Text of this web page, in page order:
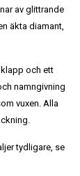
av glittrande
äkta diamant,
och ett
namngivning
vuxen. Alla
tydligare, se